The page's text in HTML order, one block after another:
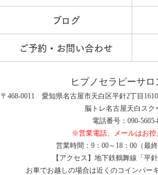
ブログ
ご予約・お問い合わせ
ヒプノセラピーサロ
〒468-0011 愛知県名古屋市天白区平針2丁目
脳トレ名古屋天白スク
電話番号：090-5605-
※営業電話、メールはお控
営業時間：9：00～18：00（最終
【アクセス】地下鉄鶴舞線「平
お車でお越しの場合は近くのコインパー